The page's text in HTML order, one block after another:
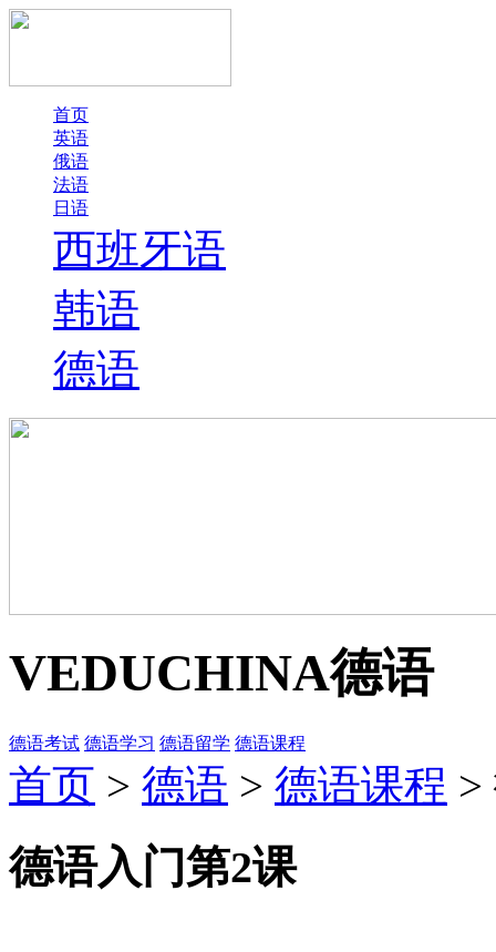
首页
英语
俄语
法语
日语
西班牙语
韩语
德语
VEDUCHINA德语
德语考试 德语学习 德语留学 德语课程
首页 > 德语 > 德语课程 >
德语入门第2课